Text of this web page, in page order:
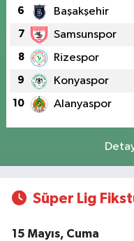
6 Başakşehir
7 Samsunspor
8 Rizespor
9 Konyaspor
10 Alanyaspor
Süper Lig
15 Mayıs, Cuma